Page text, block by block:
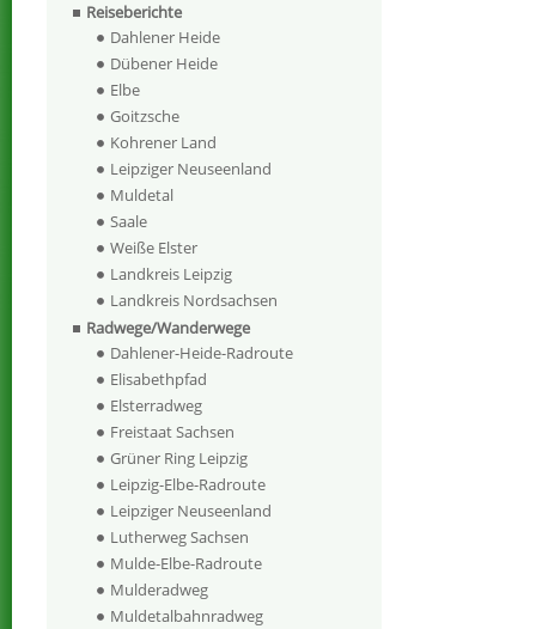
Reiseberichte
Dahlener Heide
Dübener Heide
Elbe
Goitzsche
Kohrener Land
Leipziger Neuseenland
Muldetal
Saale
Weiße Elster
Landkreis Leipzig
Landkreis Nordsachsen
Radwege/Wanderwege
Dahlener-Heide-Radroute
Elisabethpfad
Elsterradweg
Freistaat Sachsen
Grüner Ring Leipzig
Leipzig-Elbe-Radroute
Leipziger Neuseenland
Lutherweg Sachsen
Mulde-Elbe-Radroute
Mulderadweg
Muldetalbahnradweg